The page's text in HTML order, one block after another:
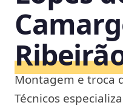
Montagem e troca
Técnicos